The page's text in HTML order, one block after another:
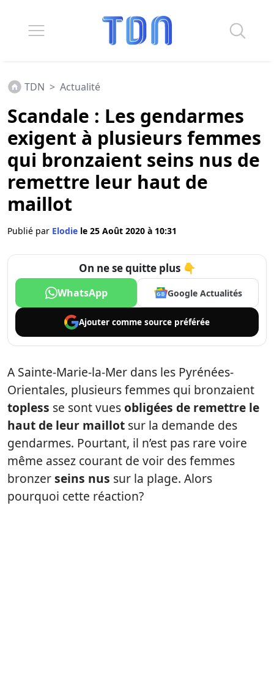
TDN > Actualité
Scandale : Les gendarmes
exigent à plusieurs femmes
qui bronzaient seins nus de
remettre leur haut de
maillot
Publié par Elodie le 25 Août 2020 à 10:31
On ne se quitte plus 👇
WhatsApp Google Actualités
Ajouter comme source préférée
A Sainte-Marie-la-Mer dans les Pyrénées-
Orientales, plusieurs femmes qui bronzaient
topless se sont vuesobligées de remettre le
haut de leur maillot sur la demande des
gendarmes. Pourtant, il n’est pas rare voire
même assez courant de voir des femmes
bronzerseins nus sur la plage. Alors
pourquoi cette réaction?